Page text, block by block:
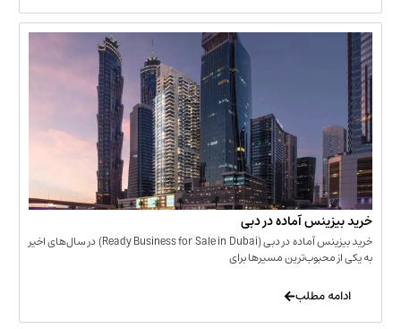
آماده در دبی
خرید بیزینس آماده در دبی (Ready Business for Sale in Dubai) در سال‌های اخیر
مسیرها برای